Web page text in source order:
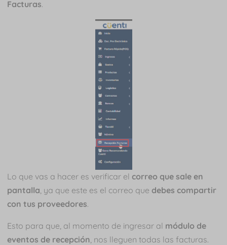
Facturas.
Lo que vas a hacer es verificar el correo que sale en
pantalla , ya que este es el correo que debes compartir
con tus proveedores.
Esto para que, al momento de ingresar al módulo de
eventos de recepción , nos lleguen todas las facturas.